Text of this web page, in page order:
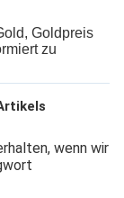
Goldpreis
zu
wenn wir